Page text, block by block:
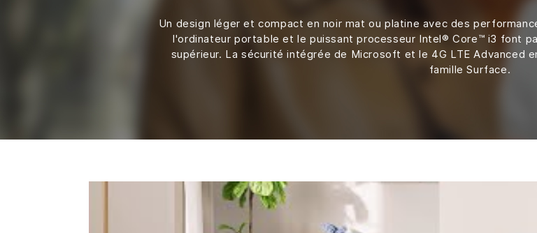
Un design léger et compact en noir mat ou platine avec des
l'ordinateur portable et le puissant processeur Intel® Core™ i3 font
supérieur. La sécurité intégrée de Microsoft et le 4G LTE Advanced
famille Surface.